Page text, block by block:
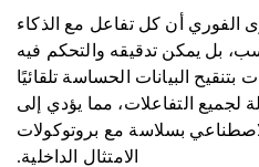
الفوري أن كل تفاعل مع الذكاء
بل يمكن تدقيقه والتحكم فيه
البيانات الحساسة تلقائيًا
لجميع التفاعلات، مما يؤدي إلى
بسلاسة مع بروتوكولات
الامتثال الداخلية.